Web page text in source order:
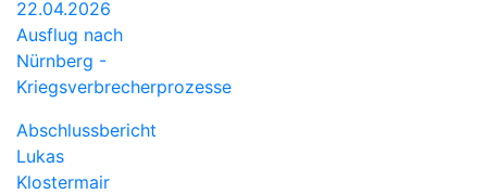
22.04.2026
Ausflug nach
Nürnberg -
Kriegsverbrecherprozesse
Abschlussbericht
Lukas
Klostermair